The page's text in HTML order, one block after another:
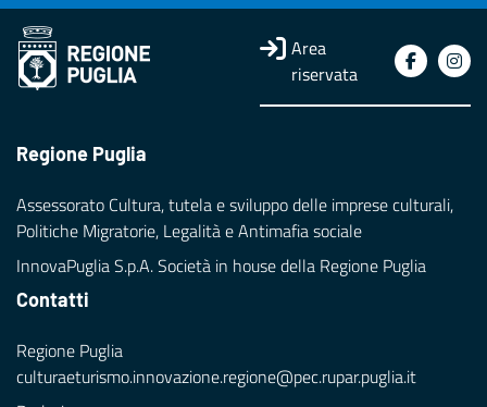
Area
riservata
Regione Puglia
Assessorato Cultura, tutela e sviluppo delle imprese culturali,
Politiche Migratorie, Legalità e Antimafia sociale
InnovaPuglia S.p.A. Società in house della Regione Puglia
Contatti
Regione Puglia
culturaeturismo.innovazione.regione@pec.rupar.puglia.it